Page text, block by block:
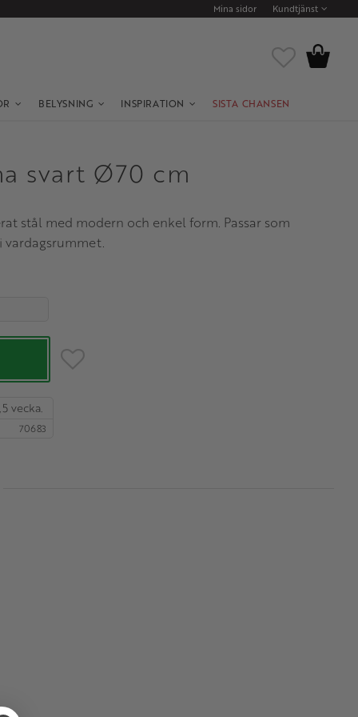
Mina sidor Kundtjänst
BELYSNING INSPIRATION SISTA CHANSEN
Favoriter
Kundvagn
svart Ø70 cm
stål med modern och enkel form. Passar som
vardagsrummet.
Lägg till i favoriter
vecka.
70683